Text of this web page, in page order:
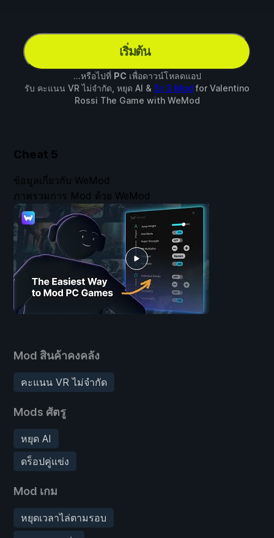
เริ่มต้น
...หรือไปที่ PC เพื่อดาวน์โหลดแอป
รับ คะแนน VR ไม่จำกัด, หยุด AI & อีก 3 Mod for Valentino
Rossi The Game with WeMod
Cheat 5
Mod สินค้าคงคลัง
คะแนน VR ไม่จำกัด
Mods ศัตรู
หยุด AI
ดร็อปคู่แข่ง
Mod เกม
หยุดเวลาไล่ตามรอบ
ข้อมูลเกี่ยวกับ WeMod
ภาพรวมการ Mod ด้วย WeMod